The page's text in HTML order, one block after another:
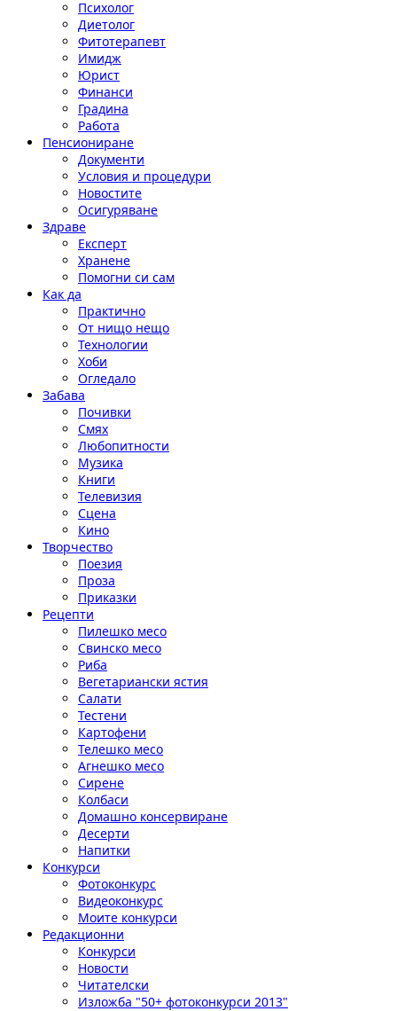
Психолог
Диетолог
Фитотерапевт
Имидж
Юрист
Финанси
Градина
Работа
Пенсиониране
Документи
Условия и процедури
Новостите
Осигуряване
Здраве
Експерт
Хранене
Помогни си сам
Как да
Практично
От нищо нещо
Технологии
Хоби
Огледало
Забава
Почивки
Смях
Любопитности
Музика
Книги
Телевизия
Сцена
Кино
Творчество
Поезия
Проза
Приказки
Рецепти
Пилешко месо
Свинско месо
Риба
Вегетариански ястия
Салати
Тестени
Картофени
Телешко месо
Агнешко месо
Сирене
Колбаси
Домашно консервиране
Десерти
Напитки
Конкурси
Фотоконкурс
Видеоконкурс
Моите конкурси
Редакционни
Конкурси
Новости
Читателски
Изложба "50+ фотоконкурси 2013"